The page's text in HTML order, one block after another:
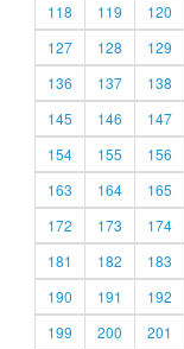
118
119 120
127
128 129
136
137 138
145
146 147
154
155 156
163
164 165
172
173 174
181
182 183
190
191 192
199
200 201